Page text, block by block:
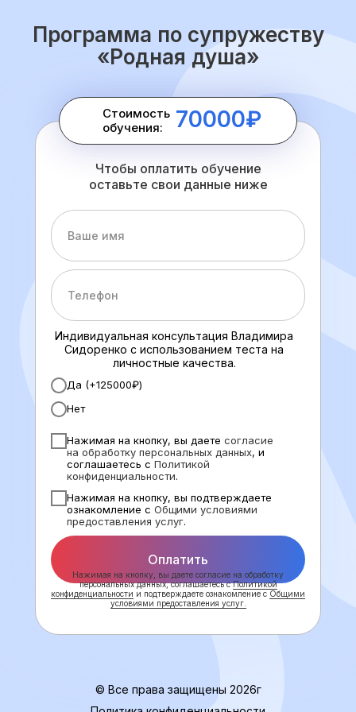
© Все права защищены 2026г
Программа по супружеству
«Родная душа»
Индивидуальная консультация Владимира
Сидоренко с использованием теста на
личностные качества.
Да (+125000₽)
Нет
Нажимая на кнопку, вы даете согласие
на обработку персональных данных, и
соглашаетесь с Политикой
конфиденциальности.
Нажимая на кнопку, вы подтверждаете
ознакомление с Общими условиями
предоставления услуг.
Оплатить
70000₽
Стоимость
обучения:
Чтобы оплатить обучение
оставьте свои данные ниже
Нажимая на кнопку, вы даете согласие на обработку
персональных данных, соглашаетесь сПолитикой
конфиденциальности и подтверждаете ознакомление с Общими
условиями предоставления услуг.